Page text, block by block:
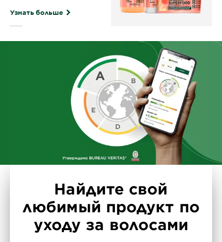
Узнать больше
Найдите свой
любимый продукт по
уходу за волосами